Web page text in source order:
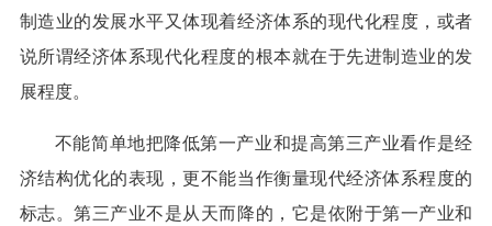
制造业的发展水平又体现着经济体系的现代化程度，或者
说所谓经济体系现代化程度的根本就在于先进制造业的发
展程度。
不能简单地把降低第一产业和提高第三产业看作是经
济结构优化的表现，更不能当作衡量现代经济体系程度的
标志。第三产业不是从天而降的，它是依附于第一产业和